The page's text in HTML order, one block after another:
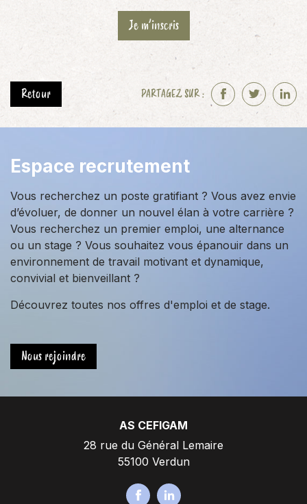
Je m’inscris
Retour PARTAGEZ SUR :
F
o
k
T
w
r
L
I
n
Espace recrutement
Vous recherchez un poste gratifiant ? Vous avez envie
d’évoluer, de donner un nouvel élan à votre carrière ?
Vous recherchez un premier emploi, une alternance
ou un stage ? Vous souhaitez vous épanouir dans un
environnement de travail motivant et dynamique,
convivial et bienveillant ?
Découvrez toutes nos offres d'emploi et de stage.
Nous rejoindre
AS CEFIGAM
28 rue du Général Lemaire
55100 Verdun